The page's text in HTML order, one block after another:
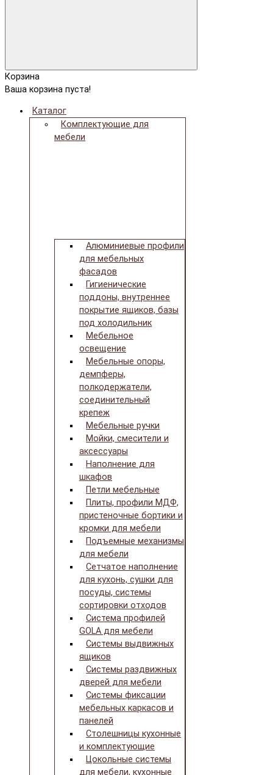
Корзина
Ваша корзина пуста!
Каталог
Комплектующие для
мебели
Алюминиевые профили
для мебельных
фасадов
Гигиенические
поддоны, внутреннее
покрытие ящиков, базы
под холодильник
Мебельное
освещение
Мебельные опоры,
демпферы,
полкодержатели,
соединительный
крепеж
Мебельные ручки
Мойки, смесители и
аксессуары
Наполнение для
шкафов
Петли мебельные
Плиты, профили МДФ,
пристеночные бортики и
кромки для мебели
Подъемные механизмы
для мебели
Сетчатое наполнение
для кухонь, сушки для
посуды, системы
сортировки отходов
Система профилей
GOLA для мебели
Системы выдвижных
ящиков
Системы раздвижных
дверей для мебели
Системы фиксации
мебельных каркасов и
панелей
Столешницы кухонные
и комплектующие
Цокольные системы
для мебели, кухонные